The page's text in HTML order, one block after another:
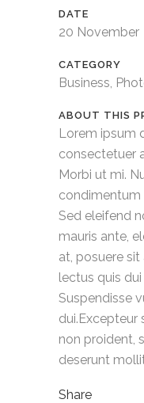
DATE
20 November
CATEGORY
Business,
ABOUT THIS
Lorem ipsum
consectetuer
Morbi ut mi.
condimentum
Sed eleifend
mauris ante,
at, posuere
lectus quis
Suspendisse
non proident,
deserunt
Share